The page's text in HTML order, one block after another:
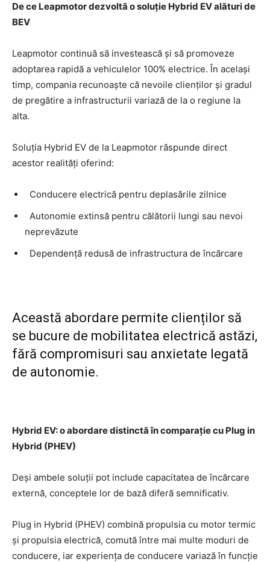
De ce Leapmotor dezvoltă o soluție Hybrid EV alături de
BEV
Leapmotor continuă să investească și să promoveze
adoptarea rapidă a vehiculelor 100% electrice. În același
timp, compania recunoaște că nevoile clienților și gradul
de pregătire a infrastructurii variază de la o regiune la
alta.
Soluția Hybrid EV de la Leapmotor răspunde direct
acestor realități oferind:
Conducere electrică pentru deplasările zilnice
Autonomie extinsă pentru călătorii lungi sau nevoi
neprevăzute
Dependență redusă de infrastructura de încărcare
Această abordare permite clienților să
se bucure de mobilitatea electrică astăzi,
fără compromisuri sau anxietate legată
de autonomie.
Hybrid EV: o abordare distinctă în comparație cu Plug in
Hybrid (PHEV)
Deși ambele soluții pot include capacitatea de încărcare
externă, conceptele lor de bază diferă semnificativ.
Plug in Hybrid (PHEV) combină propulsia cu motor termic
și propulsia electrică, comută între mai multe moduri de
conducere, iar experiența de conducere variază în funcție